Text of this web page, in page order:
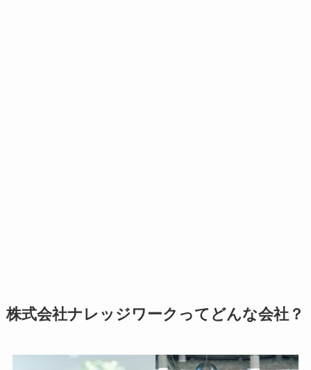
株式会社ナレッジワークってどんな会社？